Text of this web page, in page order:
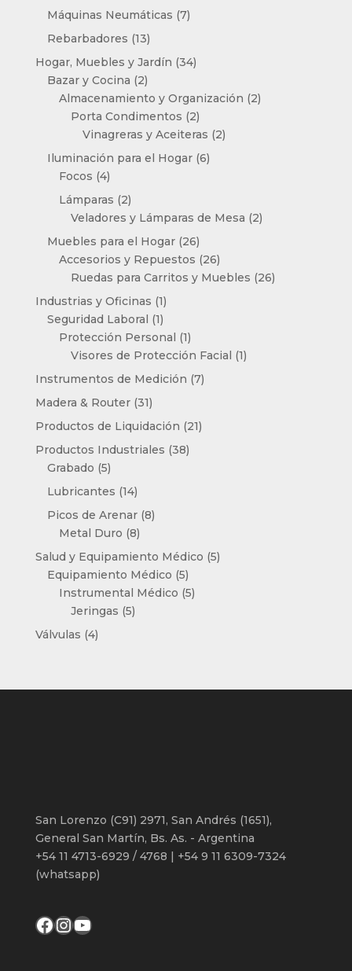
Máquinas Neumáticas 77
Rebarbadores 1313
productos
Hogar, Muebles y Jardín 3434
Bazar y Cocina 22
productos
Almacenamiento y Organización 22
Porta Condimentos 22
productos
Vinagreras y Aceiteras 22
Iluminación para el Hogar 66
Focos 44
productos
Lámparas 22
productos
Veladores y Lámparas de Mesa 22
Muebles para el Hogar 2626
productos
Accesorios y Repuestos 2626
productos
Ruedas para Carritos y Muebles 2626
Industrias y Oficinas 11
producto
Seguridad Laboral 11
producto
Protección Personal 11
producto
Visores de Protección Facial 11
Instrumentos de Medición 77
Madera & Router 3131
productos
Productos de Liquidación 2121
Productos Industriales 3838
Grabado 55
productos
Lubricantes 1414
productos
Picos de Arenar 88
Metal Duro 88
productos
Salud y Equipamiento Médico 55
Equipamiento Médico 55
productos
Instrumental Médico 55
Jeringas 55
Válvulas 44
San Lorenzo (C91) 2971, San Andrés (1651),
General San Martín, Bs. As. - Argentina
+54 11 4713-6929 / 4768 | +54 9 11 6309-7324
(whatsapp)
Facebook
Instagram
YouTube